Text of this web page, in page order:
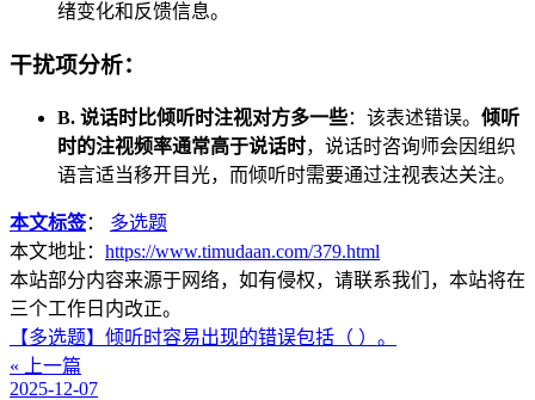
绪变化和反馈信息。
干扰项分析：
B. 说话时比倾听时注视对方多一些：该表述错误。 倾听
时的注视频率通常高于说话时，说话时咨询师会因组织
语言适当移开目光，而倾听时需要通过注视表达关注。
本文标签： 多选题
本文地址： https://www.timudaan.com/379.html
本站部分内容来源于网络，如有侵权，请联系我们，本站将在
三个工作日内改正。
【多选题】倾听时容易出现的错误包括（ ）。
« 上一篇
2025-12-07